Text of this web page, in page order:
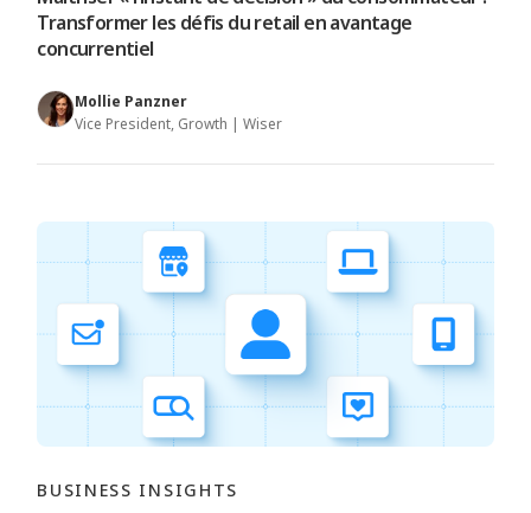
Transformer les défis du retail en avantage
concurrentiel
Mollie Panzner
Vice President, Growth | Wiser
BUSINESS INSIGHTS